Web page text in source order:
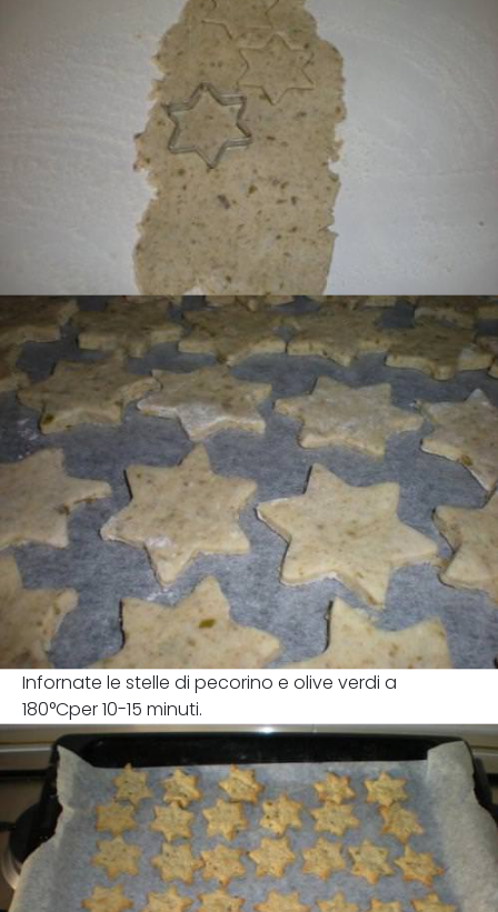
Infornate le stelle di pecorino e olive verdi a
180°Cper 10-15 minuti.